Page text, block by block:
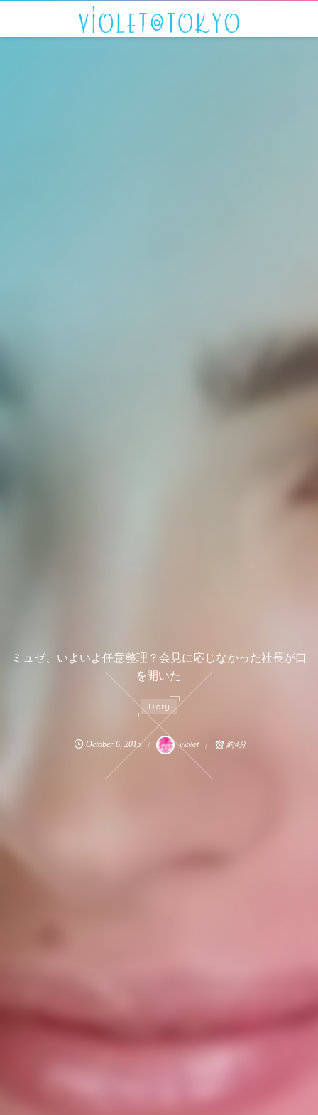
ミュゼ、いよいよ任意整理？会見に応じなかった社長が口
を開いた!
Diary
October 6, 2015 violet 約4分